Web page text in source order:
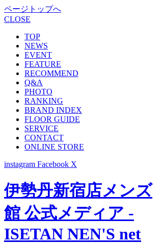
ページトップへ
CLOSE
TOP
NEWS
EVENT
FEATURE
RECOMMEND
Q&A
PHOTO
RANKING
BRAND INDEX
FLOOR GUIDE
SERVICE
CONTACT
ONLINE STORE
instagram Facebook X
伊勢丹新宿店メンズ
館 公式メディア -
ISETAN NEN'S net